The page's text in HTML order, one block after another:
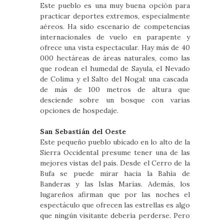
Este pueblo es una muy buena opción para
practicar deportes extremos, especialmente
aéreos. Ha sido escenario de competencias
internacionales de vuelo en parapente y
ofrece una vista espectacular. Hay más de 40
000 hectáreas de áreas naturales, como las
que rodean el humedal de Sayula, el Nevado
de Colima y el Salto del Nogal: una cascada
de más de 100 metros de altura que
desciende sobre un bosque con varias
opciones de hospedaje.
San Sebastián del Oeste
Este pequeño pueblo ubicado en lo alto de la
Sierra Occidental presume tener una de las
mejores vistas del país. Desde el Cerro de la
Bufa se puede mirar hacia la Bahía de
Banderas y las Islas Marías. Además, los
lugareños afirman que por las noches el
espectáculo que ofrecen las estrellas es algo
que ningún visitante debería perderse. Pero